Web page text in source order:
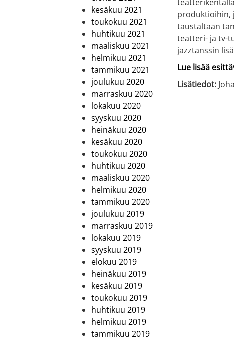
kesäkuu 2021
toukokuu 2021
huhtikuu 2021
maaliskuu 2021
helmikuu 2021
tammikuu 2021
joulukuu 2020
marraskuu 2020
lokakuu 2020
syyskuu 2020
heinäkuu 2020
kesäkuu 2020
toukokuu 2020
huhtikuu 2020
maaliskuu 2020
helmikuu 2020
tammikuu 2020
joulukuu 2019
marraskuu 2019
lokakuu 2019
syyskuu 2019
elokuu 2019
heinäkuu 2019
kesäkuu 2019
toukokuu 2019
huhtikuu 2019
helmikuu 2019
tammikuu 2019
produktioihin,
taustaltaan
teatteri- ja tv-
jazztanssin
Lue lisää
Lisätiedot: